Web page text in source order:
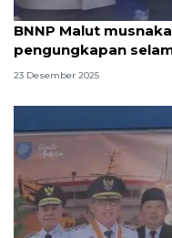
BNNP Malut
pengungkapan
23 Desember 2025